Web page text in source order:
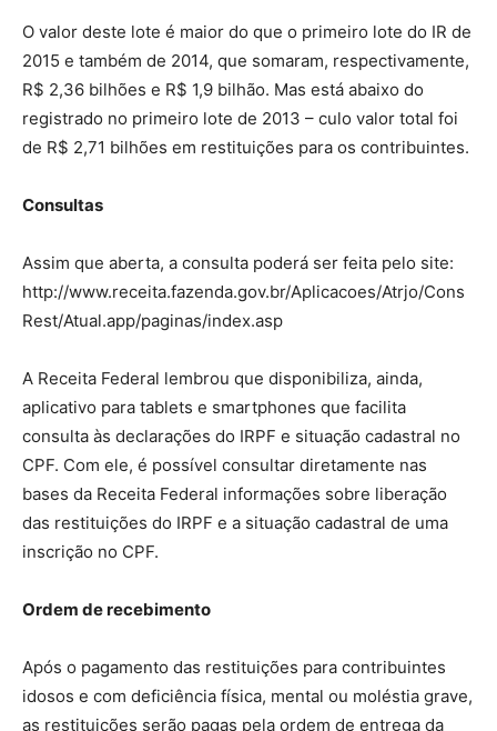
O valor deste lote é maior do que o primeiro lote do IR de
2015 e também de 2014, que somaram, respectivamente,
R$ 2,36 bilhões e R$ 1,9 bilhão. Mas está abaixo do
registrado no primeiro lote de 2013 – culo valor total foi
de R$ 2,71 bilhões em restituições para os contribuintes.
Consultas
Assim que aberta, a consulta poderá ser feita pelo site:
http://www.receita.fazenda.gov.br/Aplicacoes/Atrjo/Cons
Rest/Atual.app/paginas/index.asp
A Receita Federal lembrou que disponibiliza, ainda,
aplicativo para tablets e smartphones que facilita
consulta às declarações do IRPF e situação cadastral no
CPF. Com ele, é possível consultar diretamente nas
bases da Receita Federal informações sobre liberação
das restituições do IRPF e a situação cadastral de uma
inscrição no CPF.
Ordem de recebimento
Após o pagamento das restituições para contribuintes
idosos e com deficiência física, mental ou moléstia grave,
as restituições serão pagas pela ordem de entrega da